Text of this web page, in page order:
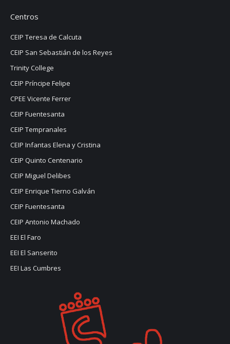
Centros
CEIP Teresa de Calcuta
CEIP San Sebastián de los Reyes
Trinity College
CEIP Príncipe Felipe
CPEE Vicente Ferrer
CEIP Fuentesanta
CEIP Tempranales
CEIP Infantas Elena y Cristina
CEIP Quinto Centenario
CEIP Miguel Delibes
CEIP Enrique Tierno Galván
CEIP Fuentesanta
CEIP Antonio Machado
EEI El Faro
EEI El Sanserito
EEI Las Cumbres